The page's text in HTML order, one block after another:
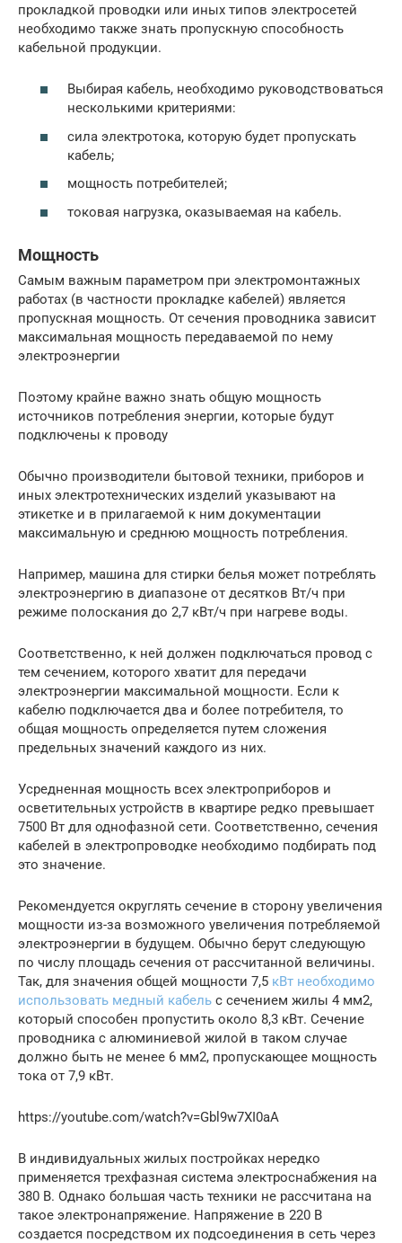
прокладкой проводки или иных типов электросетей
необходимо также знать пропускную способность
кабельной продукции.
Выбирая кабель, необходимо руководствоваться
несколькими критериями:
сила электротока, которую будет пропускать
кабель;
мощность потребителей;
токовая нагрузка, оказываемая на кабель.
Мощность
Самым важным параметром при электромонтажных
работах (в частности прокладке кабелей) является
пропускная мощность. От сечения проводника зависит
максимальная мощность передаваемой по нему
электроэнергии
Поэтому крайне важно знать общую мощность
источников потребления энергии, которые будут
подключены к проводу
Обычно производители бытовой техники, приборов и
иных электротехнических изделий указывают на
этикетке и в прилагаемой к ним документации
максимальную и среднюю мощность потребления.
Например, машина для стирки белья может потреблять
электроэнергию в диапазоне от десятков Вт/ч при
режиме полоскания до 2,7 кВт/ч при нагреве воды.
Соответственно, к ней должен подключаться провод с
тем сечением, которого хватит для передачи
электроэнергии максимальной мощности. Если к
кабелю подключается два и более потребителя, то
общая мощность определяется путем сложения
предельных значений каждого из них.
Усредненная мощность всех электроприборов и
осветительных устройств в квартире редко превышает
7500 Вт для однофазной сети. Соответственно, сечения
кабелей в электропроводке необходимо подбирать под
это значение.
Рекомендуется округлять сечение в сторону увеличения
мощности из-за возможного увеличения потребляемой
электроэнергии в будущем. Обычно берут следующую
по числу площадь сечения от рассчитанной величины.
Так, для значения общей мощности 7,5 кВт необходимо
использовать медный кабель с сечением жилы 4 мм2,
который способен пропустить около 8,3 кВт. Сечение
проводника с алюминиевой жилой в таком случае
должно быть не менее 6 мм2, пропускающее мощность
тока от 7,9 кВт.
https://youtube.com/watch?v=Gbl9w7XI0aA
В индивидуальных жилых постройках нередко
применяется трехфазная система электроснабжения на
380 В. Однако большая часть техники не рассчитана на
такое электронапряжение. Напряжение в 220 В
создается посредством их подсоединения в сеть через